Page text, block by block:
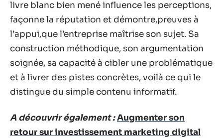
livre blanc bien mené influence les perceptions,
façonne la réputation et démontre,preuves à
l’appui,que l’entreprise maîtrise son sujet. Sa
construction méthodique, son argumentation
soignée, sa capacité à cibler une problématique
et à livrer des pistes concrètes, voilà ce qui le
distingue du simple contenu informatif.
A découvrir également :Augmenter son
retour sur investissement marketing digital